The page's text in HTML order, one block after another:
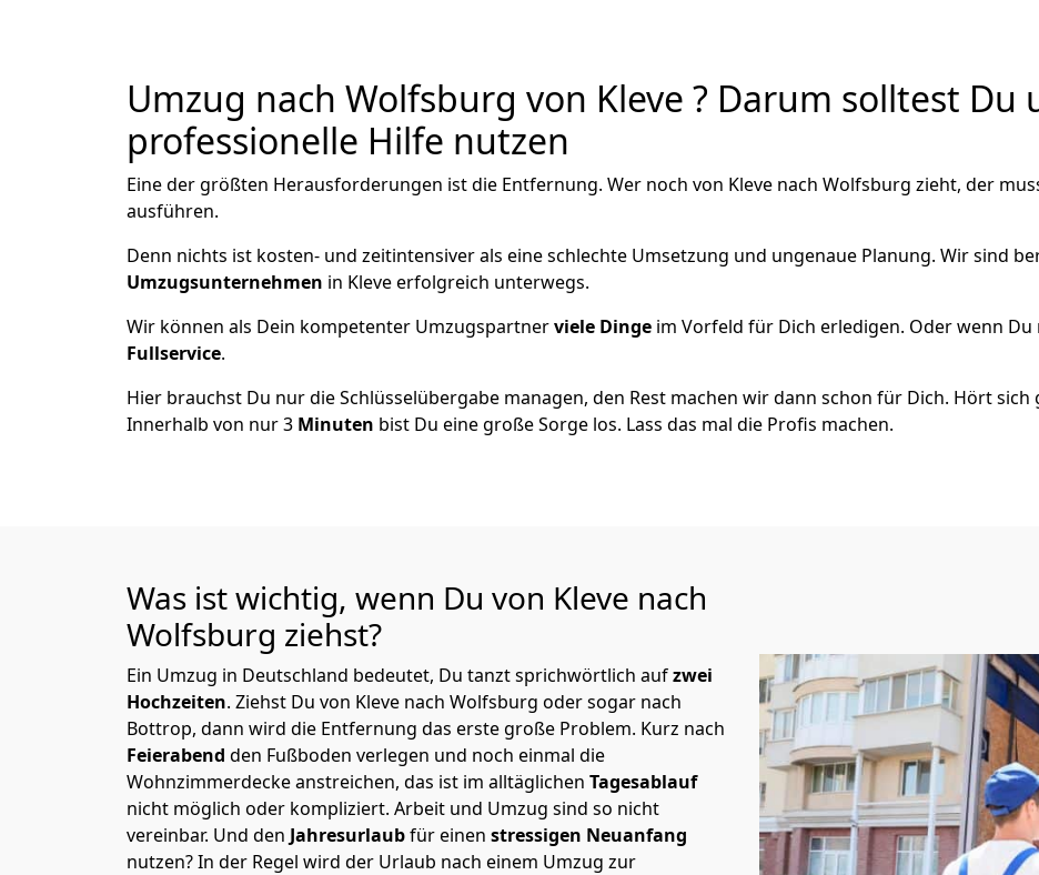
Umzug nach Wolfsburg von Kleve ? Darum solltest Du
professionelle Hilfe nutzen
Eine der größten Herausforderungen ist die Entfernung. Wer noch von Kleve nach Wolfsburg zieht, der
ausführen.
Denn nichts ist kosten- und zeitintensiver als eine schlechte Umsetzung und ungenaue Planung. Wir sind
Umzugsunternehmen in Kleve erfolgreich unterwegs.
Wir können als Dein kompetenter Umzugspartnerviele Dinge im Vorfeld für Dich erledigen. Oder wenn
Fullservice.
Hier brauchst Du nur die Schlüsselübergabe managen, den Rest machen wir dann schon für Dich. Hört sich
Innerhalb von nur 3 Minuten bist Du eine große Sorge los. Lass das mal die Profis machen.
Was ist wichtig, wenn Du von Kleve nach
Wolfsburg ziehst?
Ein Umzug in Deutschland bedeutet, Du tanzt sprichwörtlich aufzwei
Hochzeiten. Ziehst Du von Kleve nach Wolfsburg oder sogar nach
Bottrop, dann wird die Entfernung das erste große Problem. Kurz nach
Feierabend den Fußboden verlegen und noch einmal die
Wohnzimmerdecke anstreichen, das ist im alltäglichen Tagesablauf
nicht möglich oder kompliziert. Arbeit und Umzug sind so nicht
vereinbar. Und den Jahresurlaubfür einen stressigen Neuanfang
nutzen? In der Regel wird der Urlaub nach einem Umzug zur